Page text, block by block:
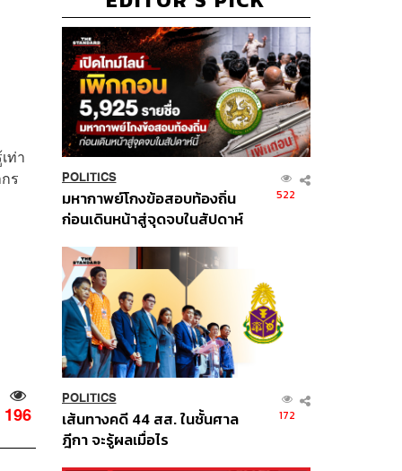
ท่า
ร
196
POLITICS
มหากาพย์โกงข้อสอบท้องถิ่น
ก่อนเดินหน้าสู่จุดจบในสัปดาห์
522
POLITICS
เส้นทางคดี 44 สส. ในชั้นศาล
ฎีกา จะรู้ผลเมื่อไร
172